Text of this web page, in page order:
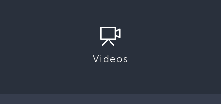
Videos